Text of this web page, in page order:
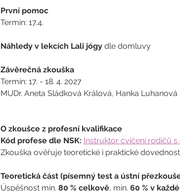
První pomoc
Termín: 17.4.
Náhledy v lekcích Lali jógy dle domluvy
Závěrečná zkouška
Termín: 17. - 18. 4. 2027
MUDr. Aneta Sládková Králová, Hanka Luhanová
O zkoušce z profesní kvalifikace
Kód profese dle NSK: Instruktor cvičení rodičů
Zkouška ověřuje teoretické i praktické
Teoretická část (písemný test a ústní
Úspěšnost min. 80 % celkově, min. 60 % v